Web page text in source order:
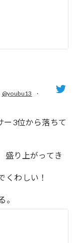
@youbu13
·
ー3位から落ちて
盛り上がってき
くわしい！
。